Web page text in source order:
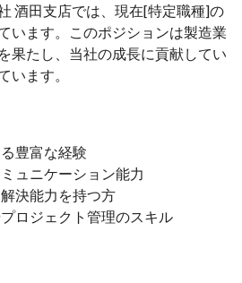
酒田支店では、現在[特定職種]の
います。このポジションは製造業
果たし、当社の成長に貢献してい
います。
豊富な経験
ュニケーション能力
決能力を持つ方
ロジェクト管理のスキル